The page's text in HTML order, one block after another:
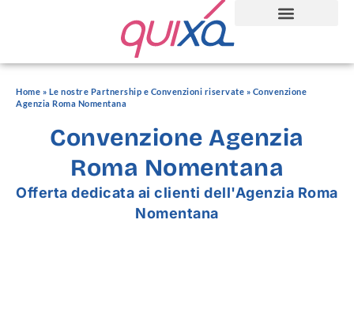
Home » Le nostre Partnership e Convenzioni riservate » Convenzione
Agenzia Roma Nomentana
Convenzione Agenzia
Roma Nomentana
Offerta dedicata ai clienti dell'Agenzia Roma
Nomentana